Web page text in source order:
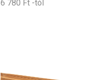
6 780 Ft -tól